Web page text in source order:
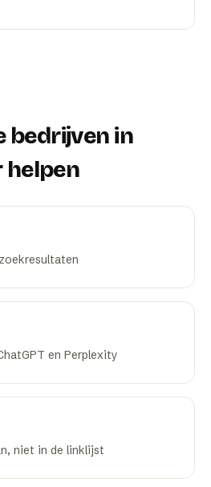
bedrijven in
en Perplexity
niet in de linklijst